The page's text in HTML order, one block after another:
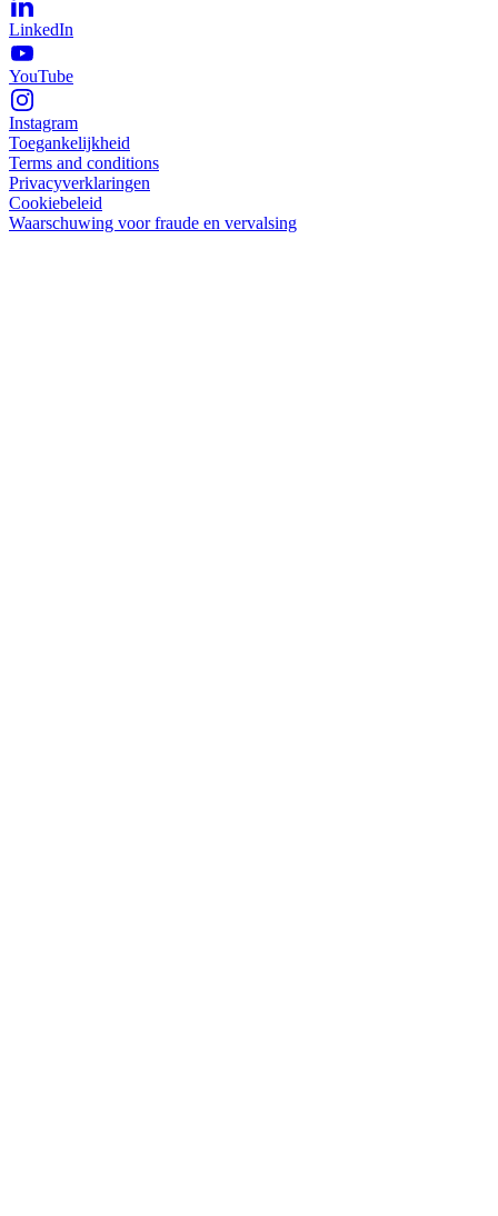
LinkedIn
YouTube
Instagram
Toegankelijkheid
Terms and conditions
Privacyverklaringen
Cookiebeleid
Waarschuwing voor fraude en vervalsing